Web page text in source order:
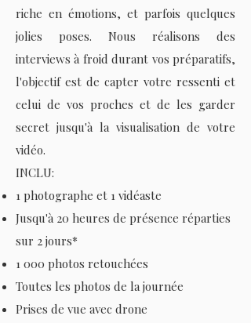
riche en émotions, et parfois quelques
jolies poses. Nous réalisons des
interviews à froid durant vos préparatifs,
l'objectif est de capter votre ressenti et
celui de vos proches et de les garder
secret jusqu'à la visualisation de votre
vidéo.
INCLU:
1 photographe et 1 vidéaste
Jusqu'à 20 heures de présence réparties
sur 2 jours*
1 000 photos retouchées
Toutes les photos de la journée
Prises de vue avec drone